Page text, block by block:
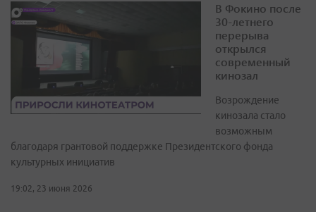
В Фокино после
30-летнего
перерыва
открылся
современный
кинозал
Возрождение
кинозала стало
возможным
благодаря грантовой поддержке Президентского фонда
культурных инициатив
19:02, 23 июня 2026